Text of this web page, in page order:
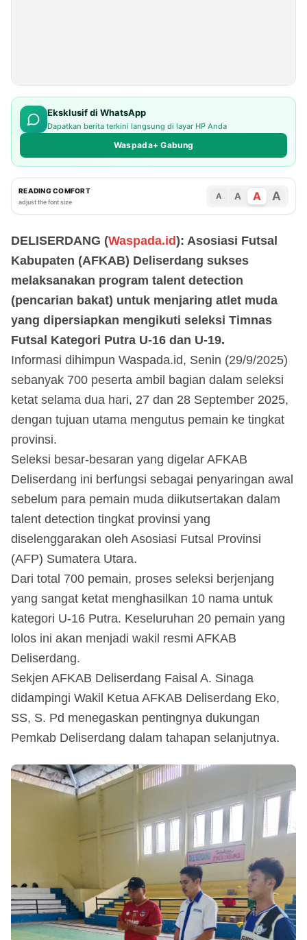
Eksklusif di WhatsApp
Dapatkan berita terkini langsung di layar HP Anda
Waspada+ Gabung
READING COMFORT
adjust the font size
A A A A
DELISERDANG (Waspada.id): Asosiasi Futsal
Kabupaten (AFKAB) Deliserdang sukses
melaksanakan program talent detection
(pencarian bakat) untuk menjaring atlet muda
yang dipersiapkan mengikuti seleksi Timnas
Futsal Kategori Putra U-16 dan U-19.
Informasi dihimpun Waspada.id, Senin (29/9/2025)
sebanyak 700 peserta ambil bagian dalam seleksi
ketat selama dua hari, 27 dan 28 September 2025,
dengan tujuan utama mengutus pemain ke tingkat
provinsi.
Seleksi besar-besaran yang digelar AFKAB
Deliserdang ini berfungsi sebagai penyaringan awal
sebelum para pemain muda diikutsertakan dalam
talent detection tingkat provinsi yang
diselenggarakan oleh Asosiasi Futsal Provinsi
(AFP) Sumatera Utara.
Dari total 700 pemain, proses seleksi berjenjang
yang sangat ketat menghasilkan 10 nama untuk
kategori U-16 Putra. Keseluruhan 20 pemain yang
lolos ini akan menjadi wakil resmi AFKAB
Deliserdang.
Sekjen AFKAB Deliserdang Faisal A. Sinaga
didampingi Wakil Ketua AFKAB Deliserdang Eko,
SS, S. Pd menegaskan pentingnya dukungan
Pemkab Deliserdang dalam tahapan selanjutnya.